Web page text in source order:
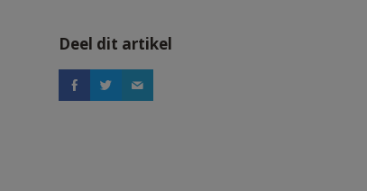
Deel dit artikel